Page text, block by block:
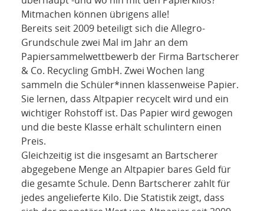
Mitmachen können übrigens alle!
Bereits seit 2009 beteiligt sich die Allegro-
Grundschule zwei Mal im Jahr an dem
Papiersammelwettbewerb der Firma Bartscherer
& Co. Recycling GmbH. Zwei Wochen lang
sammeln die Schüler*innen klassenweise Papier.
Sie lernen, dass Altpapier recycelt wird und ein
wichtiger Rohstoff ist. Das Papier wird gewogen
und die beste Klasse erhält schulintern einen
Preis.
Gleichzeitig ist die insgesamt an Bartscherer
abgegebene Menge an Altpapier bares Geld für
die gesamte Schule. Denn Bartscherer zahlt für
jedes angelieferte Kilo. Die Statistik zeigt, dass